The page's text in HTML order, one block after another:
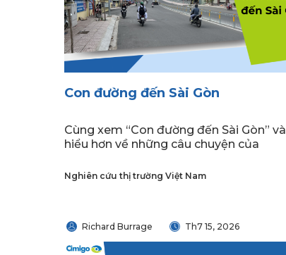
Con đường đến Sài Gòn
Cùng xem “Con đường đến Sài Gòn” và
hiểu hơn về những câu chuyện của
Nghiên cứu thị trường Việt Nam
Richard Burrage Th7 15, 2026